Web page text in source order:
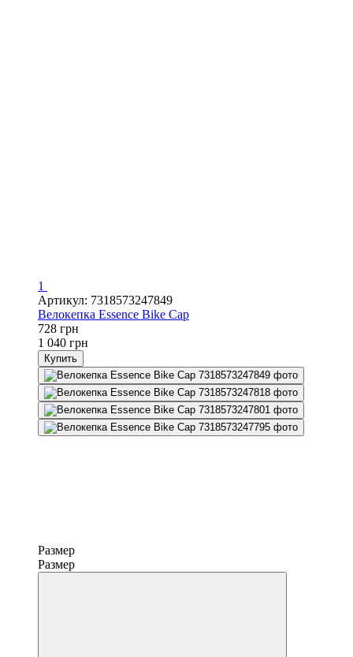
1
Артикул: 7318573247849
Велокепка Essence Bike Cap
728 грн
1 040 грн
Купить
Размер
Размер